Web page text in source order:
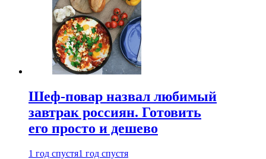
Шеф-повар назвал любимый
завтрак россиян. Готовить
его просто и дешево
1 год спустя1 год спустя